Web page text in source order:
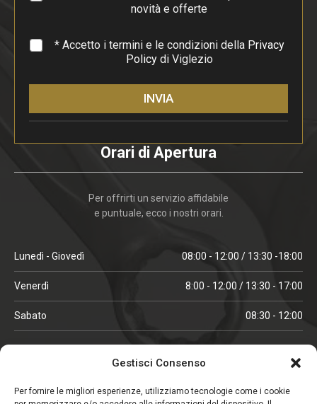
Gestisci Consenso
Per fornire le migliori esperienze, utilizziamo tecnologie come i cookie
f
novità e offerte
* * Accetto i termini e le condizioni della Privacy
Policydi Viglezio
INVIA
Orari di Apertura
Per offrirti un servizio affidabile
e puntuale, ecco i nostri orari.
Lunedì - Giovedì 08:00 - 12:00 / 13:30 -18:00
Venerdì 8:00 - 12:00 / 13:30 - 17:00
Sabato 08:30 - 12:00
ORARI IN ALTA STAGIONE